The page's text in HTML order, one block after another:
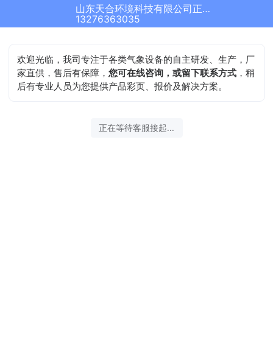
山东天合环境科技有限公司正在为您服务
13276363035
欢迎光临，我司专注于各类气象设备的自主研发、生产，厂
家直供，售后有保障，您可在线咨询，或留下联系方式 ，稍
后有专业人员为您提供产品彩页、报价及解决方案。
正在等待客服接起...